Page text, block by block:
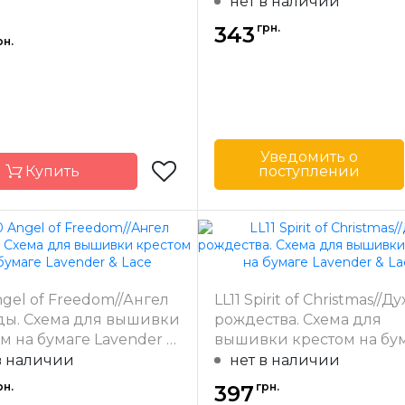
Купить
Lavender & Lace
22 x 44 см
343 грн.
Уведомить о
поступлении
Бренд
Lavender
Страна-
производитель
Зашивка
of Freedom//Ангел
Схема для вышивки
на бумаге Lavender &
наличии
LL11 Spirit of Christmas//
рождества. Схема для
вышивки крестом на
Lavender & Lace
нет в наличии
397 грн.